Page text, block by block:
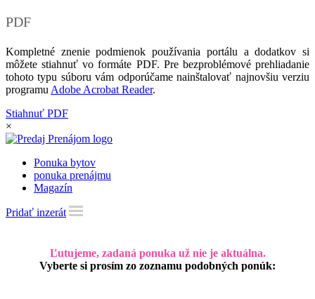
PDF
Kompletné znenie podmienok používania portálu a dodatkov si
môžete stiahnuť vo formáte PDF. Pre bezproblémové prehliadanie
tohoto typu súboru vám odporúčame nainštalovať najnovšiu verziu
programu Adobe Acrobat Reader.
Stiahnuť PDF
×
Ponuka bytov
ponuka prenájmu
Magazín
Pridať inzerát
Ľutujeme, zadaná ponuka už nie je aktuálna.
Vyberte si prosím zo zoznamu podobných ponúk: